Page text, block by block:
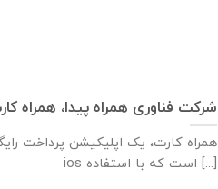
شرکت فناوری همراه پیدا، همراه
همراه کارت، یک اپلیکیشن پرداخت
ios است که با استفاده [...]